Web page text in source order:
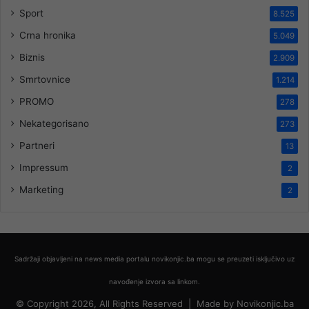
Sport 8.525
Crna hronika 5.049
Biznis 2.909
Smrtovnice 1.214
PROMO 278
Nekategorisano 273
Partneri 13
Impressum 2
Marketing 2
Sadržaji objavljeni na news media portalu novikonjic.ba mogu se preuzeti isključivo uz
navođenje izvora sa linkom.
© Copyright 2026, All Rights Reserved | Made by Novikonjic.ba